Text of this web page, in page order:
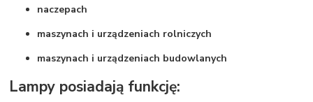
naczepach
maszynach i urządzeniach rolniczych
maszynach i urządzeniach budowlanych
Lampy posiadają funkcję: